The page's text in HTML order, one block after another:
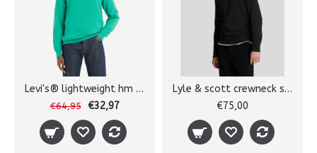
Levi's® lightweight hm sweater
€64,95 €32,97
Lyle & scott crewneck sweater
€75,00